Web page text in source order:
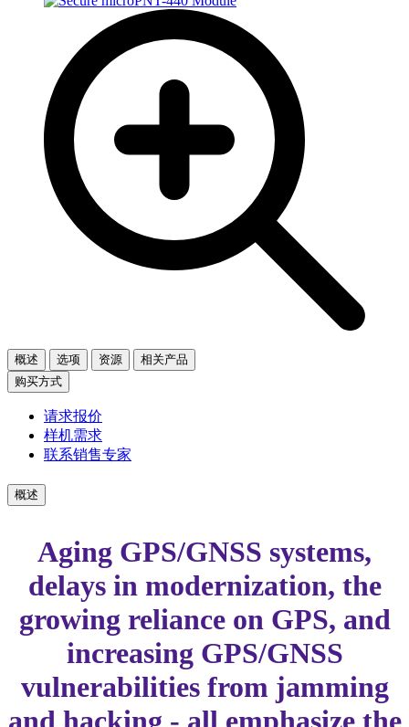
概述 选项 资源
相关产品
购买方式
请求报价
样机需求
联系销售专家
概述
Aging GPS/GNSS systems,
delays in modernization, the
growing reliance on GPS, and
increasing GPS/GNSS
vulnerabilities from jamming